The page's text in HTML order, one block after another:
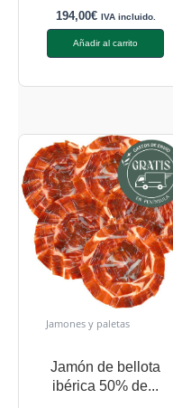
194,00€ IVA incluido.
Añadir al carrito
Jamones y paletas
Jamón de bellota
ibérica 50% de...